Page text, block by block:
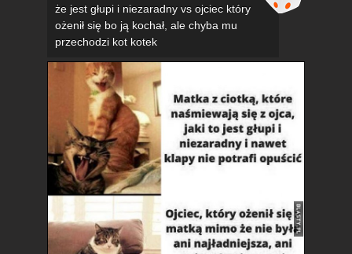
że jest głupi i niezaradny vs ojciec który
ożenił się bo ją kochał, ale chyba mu
przechodzi kot kotek